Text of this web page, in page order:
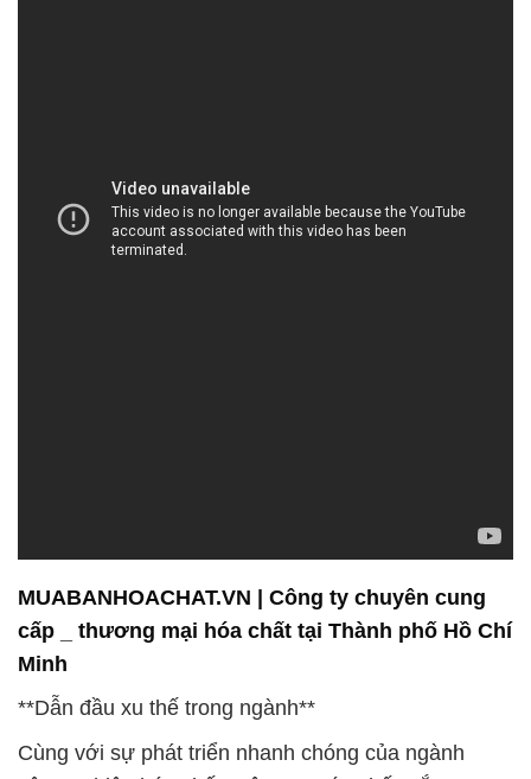
MUABANHOACHAT.VN | Công ty chuyên cung
cấp _ thương mại hóa chất tại Thành phố Hồ Chí
Minh
**Dẫn đầu xu thế trong ngành**
Cùng với sự phát triển nhanh chóng của ngành